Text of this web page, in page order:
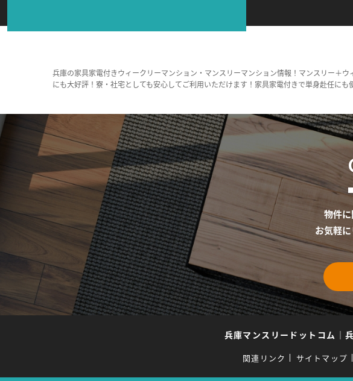
兵庫の家具家電付きウィークリーマンション・マンスリーマンション情報！マンスリー＋
にも大好評！寮・社宅としても安心してご利用いただけます！家具家電付きで単身赴任に
物件に
お気軽
兵庫マンスリードットコム ｜
関連リンク サイトマップ